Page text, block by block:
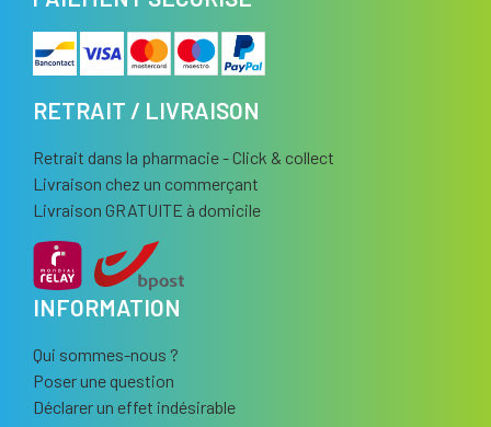
RETRAIT / LIVRAISON
Retrait dans la pharmacie - Click & collect
Livraison chez un commerçant
Livraison GRATUITE à domicile
INFORMATION
Qui sommes-nous ?
Poser une question
Déclarer un effet indésirable